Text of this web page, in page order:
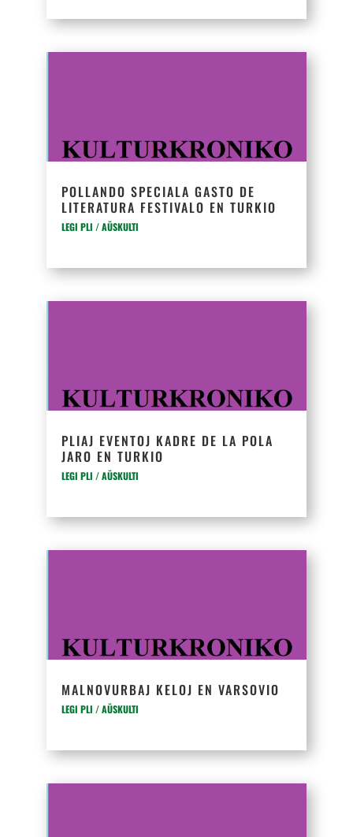
POLLANDO SPECIALA GASTO DE
LITERATURA FESTIVALO EN TURKIO
LEGI PLI / AŬSKULTI
PLIAJ EVENTOJ KADRE DE LA POLA
JARO EN TURKIO
LEGI PLI / AŬSKULTI
MALNOVURBAJ KELOJ EN VARSOVIO
LEGI PLI / AŬSKULTI